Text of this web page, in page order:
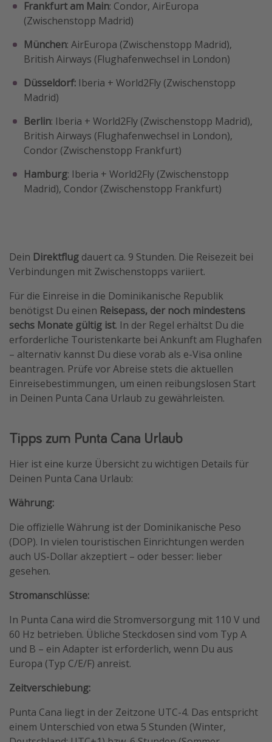
Frankfurt am Main: Condor, AirEuropa
(Zwischenstopp Madrid)
München: AirEuropa (Zwischenstopp Madrid),
British Airways (Flughafenwechsel in London)
Düsseldorf: Iberia + World2Fly (Zwischenstopp
Madrid)
Berlin: Iberia + World2Fly (Zwischenstopp Madrid),
British Airways (Flughafenwechsel in London),
Condor (Zwischenstopp Frankfurt)
Hamburg: Iberia + World2Fly (Zwischenstopp
Madrid), Condor (Zwischenstopp Frankfurt)
Dein Direktflug dauert ca. 9 Stunden. Die Reisezeit bei
Verbindungen mit Zwischenstopps variiert.
Für die Einreise in die Dominikanische Republik
benötigst Du einen Reisepass, der noch mindestens
sechs Monate gültig ist. In der Regel erhältst Du die
erforderliche Touristenkarte bei Ankunft am Flughafen
– alternativ kannst Du diese vorab als e-Visa online
beantragen. Prüfe vor Abreise stets die aktuellen
Einreisebestimmungen, um einen reibungslosen Start
in Deinen Punta Cana Urlaub zu gewährleisten.
Tipps zum Punta Cana Urlaub
Hier ist eine kurze Übersicht zu wichtigen Details für
Deinen Punta Cana Urlaub:
Währung:
Die offizielle Währung ist der Dominikanische Peso
(DOP). In vielen touristischen Einrichtungen werden
auch US-Dollar akzeptiert – oder besser: lieber
gesehen.
Stromanschlüsse:
In Punta Cana wird die Stromversorgung mit 110 V und
60 Hz betrieben. Übliche Steckdosen sind vom Typ A
und B – ein Adapter ist erforderlich, wenn Du aus
Europa (Typ C/E/F) anreist.
Zeitverschiebung:
Punta Cana liegt in der Zeitzone UTC-4. Das entspricht
einem Unterschied von etwa 5 Stunden (Winter,